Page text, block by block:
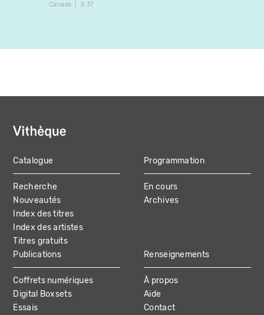
Canada
5:37
MAIN
NAVIGATION
Catalogue
Recherche
Nouveautés
Index des titres
Index des artistes
Titres gratuits
Programmation
En cours
Archives
Publications
Coffrets numériques
Digital Boxsets
Essais
Renseignements
À propos
Aide
Contact